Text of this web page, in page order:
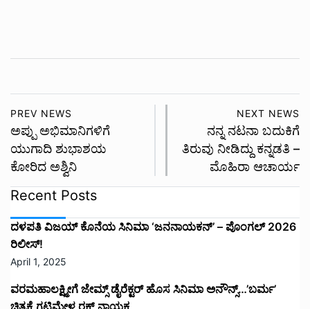
PREV NEWS
ಅಪ್ಪು ಅಭಿಮಾನಿಗಳಿಗೆ
ಯುಗಾದಿ ಶುಭಾಶಯ
ಕೋರಿದ ಅಶ್ವಿನಿ
NEXT NEWS
ನನ್ನ ನಟನಾ ಬದುಕಿಗೆ
ತಿರುವು ನೀಡಿದ್ದು ಕನ್ನಡತಿ –
ಮೊಹಿರಾ ಆಚಾರ್ಯ
Recent Posts
ದಳಪತಿ ವಿಜಯ್‌ ಕೊನೆಯ ಸಿನಿಮಾ ‘ಜನನಾಯಕನ್’ – ಪೊಂಗಲ್ 2026
ರಿಲೀಸ್!
April 1, 2025
ವರಮಹಾಲಕ್ಷ್ಮೀಗೆ ಜೇಮ್ಸ್ ಡೈರೆಕ್ಟರ್ ಹೊಸ ಸಿನಿಮಾ ಅನೌನ್ಸ್…’ಬರ್ಮ’